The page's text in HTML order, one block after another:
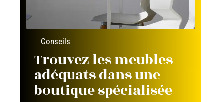
Conseils
Trouvez les meubles
adéquats dans une
boutique spécialisée